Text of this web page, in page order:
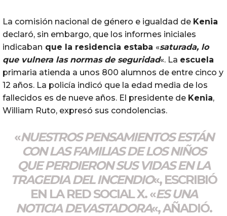
La comisión nacional de género e igualdad de Kenia
declaró, sin embargo, que los informes iniciales
indicaban que la residencia estaba «saturada, lo
que vulnera las normas de seguridad«. La escuela
primaria atienda a unos 800 alumnos de entre cinco y
12 años. La policía indicó que la edad media de los
fallecidos es de nueve años. El presidente de Kenia,
William Ruto, expresó sus condolencias.
«NUESTROS PENSAMIENTOS ESTÁN
CON LAS FAMILIAS DE LOSNIÑOS
QUE PERDIERON SUS VIDAS EN LA
TRAGEDIA DELINCENDIO«, ESCRIBIÓ
EN LA RED SOCIAL X. «ESUNA
NOTICIA DEVASTADORA«, AÑADIÓ.